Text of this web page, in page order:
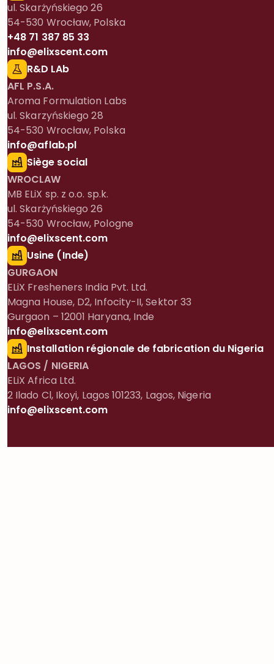
ul. Skarżyńskiego 26
54-530 Wrocław, Polska
+48 71 387 85 33
info@elixscent.com
R&D LAb
AFL P.S.A.
Aroma Formulation Labs
ul. Skarzyńskiego 28
54-530 Wrocław, Polska
info@aflab.pl
Siège social
WROCLAW
MB ELiX sp. z o.o. sp.k.
ul. Skarżyńskiego 26
54-530 Wrocław, Pologne
info@elixscent.com
Usine (Inde)
GURGAON
ELiX Fresheners India Pvt. Ltd.
Magna House, D2, Infocity-II, Sektor 33
Gurgaon – 12001 Haryana, Inde
info@elixscent.com
Installation régionale de fabrication du Nigeria
LAGOS / NIGERIA
ELiX Africa Ltd.
2 Ilado Cl, Ikoyi, Lagos 101233, Lagos, Nigeria
info@elixscent.com